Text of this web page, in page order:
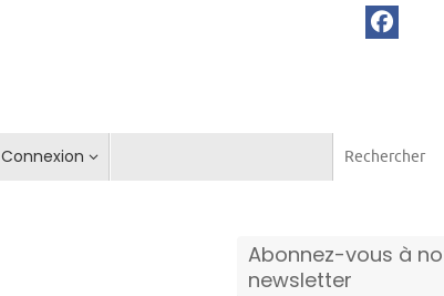
Connexion
Abonnez-vous à
newsletter